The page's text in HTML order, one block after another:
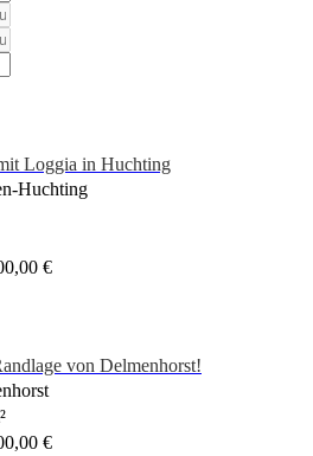
Loggia in Huchting
Huchting
€
von Delmenhorst!
€